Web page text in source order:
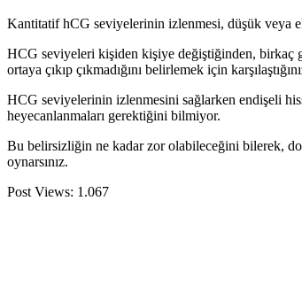
Kantitatif hCG seviyelerinin izlenmesi, düşük veya
HCG seviyeleri kişiden kişiye değiştiğinden,
ortaya çıkıp çıkmadığını belirlemek için
HCG seviyelerinin izlenmesini sağlarken endişeli
heyecanlanmaları gerektiğini bilmiyor.
Bu belirsizliğin ne kadar zor olabileceğini bilerek,
oynarsınız.
Post Views: 1.067